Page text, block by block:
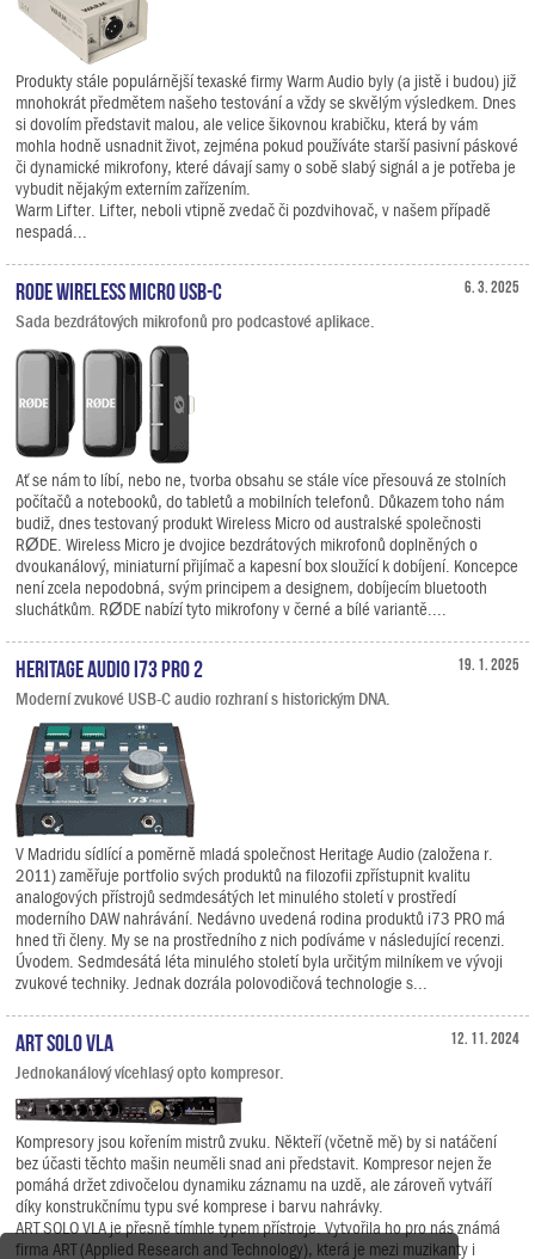
Produkty stále populárnější texaské firmy Warm Audio byly (a jistě i budou) již
mnohokrát předmětem našeho testování a vždy se skvělým výsledkem. Dnes
si dovolím představit malou, ale velice šikovnou krabičku, která by vám
mohla hodně usnadnit život, zejména pokud používáte starší pasivní páskové
či dynamické mikrofony, které dávají samy o sobě slabý signál a je potřeba je
vybudit nějakým externím zařízením.
Warm Lifter. Lifter, neboli vtipně zvedač či pozdvihovač, v našem případě
nespadá...
6. 3. 2025
RODE Wireless Micro USB-C
Sada bezdrátových mikrofonů pro podcastové aplikace.
Ať se nám to líbí, nebo ne, tvorba obsahu se stále více přesouvá ze stolních
počítačů a notebooků, do tabletů a mobilních telefonů. Důkazem toho nám
budiž, dnes testovaný produkt Wireless Micro od australské společnosti
RØDE. Wireless Micro je dvojice bezdrátových mikrofonů doplněných o
dvoukanálový, miniaturní přijímač a kapesní box sloužící k dobíjení. Koncepce
není zcela nepodobná, svým principem a designem, dobíjecím bluetooth
sluchátkům. RØDE nabízí tyto mikrofony v černé a bílé variantě....
19. 1. 2025
Heritage Audio i73 PRO 2
Moderní zvukové USB-C audio rozhraní s historickým DNA.
V Madridu sídlící a poměrně mladá společnost Heritage Audio (založena r.
2011) zaměřuje portfolio svých produktů na filozofii zpřístupnit kvalitu
analogových přístrojů sedmdesátých let minulého století v prostředí
moderního DAW nahrávání. Nedávno uvedená rodina produktů i73 PRO má
hned tři členy. My se na prostředního z nich podíváme v následující recenzi.
Úvodem. Sedmdesátá léta minulého století byla určitým milníkem ve vývoji
zvukové techniky. Jednak dozrála polovodičová technologie s...
12. 11. 2024
ART SOLO VLA
Jednokanálový vícehlasý opto kompresor.
Kompresory jsou kořením mistrů zvuku. Někteří (včetně mě) by si natáčení
bez účasti těchto mašin neuměli snad ani představit. Kompresor nejen že
pomáhá držet zdivočelou dynamiku záznamu na uzdě, ale zároveň vytváří
díky konstrukčnímu typu své komprese i barvu nahrávky.
ART SOLO VLA je přesně tímhle typem přístroje. Vytvořila ho pro nás známá
firma ART (Applied Research and Technology), která je mezi muzikanty i